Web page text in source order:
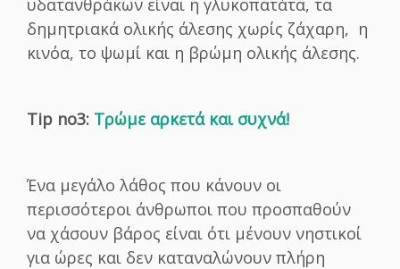
δημητριακά ολικής άλεσης χωρίς ζάχαρη, η
κινόα, το ψωμί και η βρώμη ολικής άλεσης.
Tip no3: Τρώμε αρκετά και συχνά!
Ένα μεγάλο λάθος που κάνουν οι
περισσότεροι άνθρωποι που προσπαθούν
να χάσουν βάρος είναι ότι μένουν νηστικοί
για ώρες και δεν καταναλώνουν πλήρη